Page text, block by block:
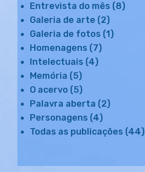
Entrevista do mês (8)
Galeria de arte (2)
Galeria de fotos (1)
Homenagens (7)
Intelectuais (4)
Memória (5)
O acervo (5)
Palavra aberta (2)
Personagens (4)
Todas as publicações (44)